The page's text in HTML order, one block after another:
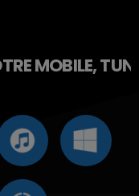
MOBILE,